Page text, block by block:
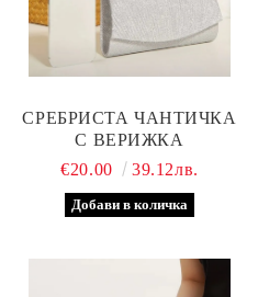
СРЕБРИСТА ЧАНТИЧКА
С ВЕРИЖКА
€20.00
39.12лв.